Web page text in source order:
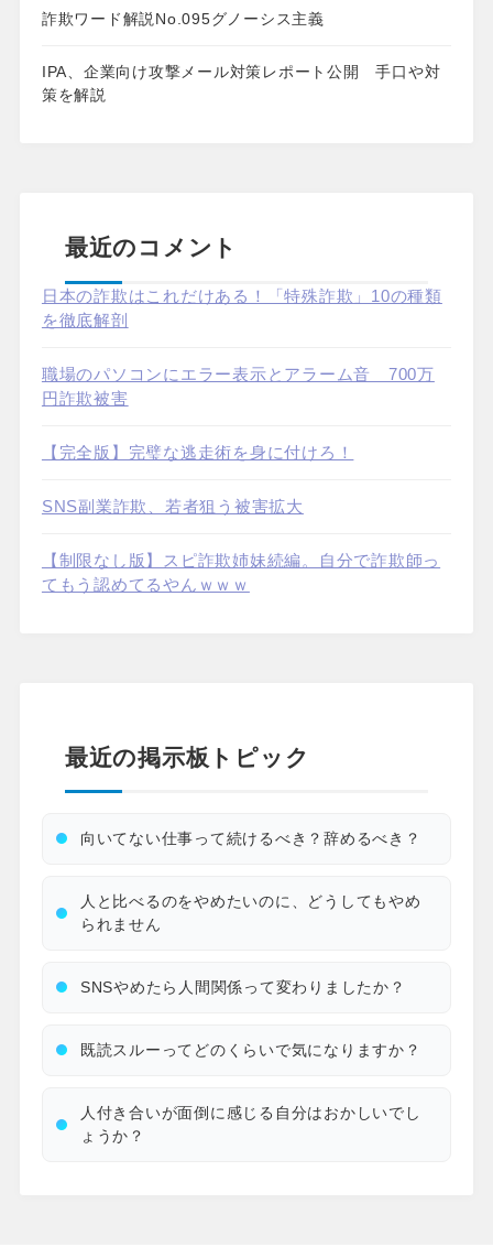
詐欺ワード解説No.095グノーシス主義
IPA、企業向け攻撃メール対策レポート公開 手口や対
策を解説
最近のコメント
日本の詐欺はこれだけある！「特殊詐欺」10の種類
を徹底解剖
職場のパソコンにエラー表示とアラーム音 700万
円詐欺被害
【完全版】完璧な逃走術を身に付けろ！
SNS副業詐欺、若者狙う被害拡大
【制限なし版】スピ詐欺姉妹続編。自分で詐欺師っ
てもう認めてるやんｗｗｗ
最近の掲示板トピック
向いてない仕事って続けるべき？辞めるべき？
人と比べるのをやめたいのに、どうしてもやめ
られません
SNSやめたら人間関係って変わりましたか？
既読スルーってどのくらいで気になりますか？
人付き合いが面倒に感じる自分はおかしいでし
ょうか？